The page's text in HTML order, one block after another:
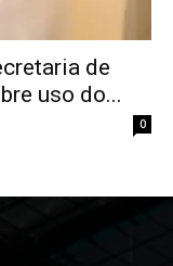
de
uso do...
0